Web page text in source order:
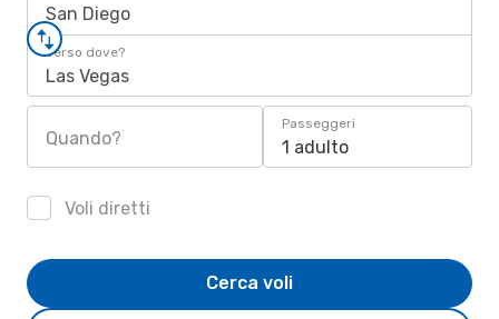
San Diego
Verso dove?
Las Vegas
Quando?
Passeggeri
1 adulto
Voli diretti
Cerca voli